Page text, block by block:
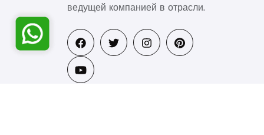
ведущей компанией в отрасли.